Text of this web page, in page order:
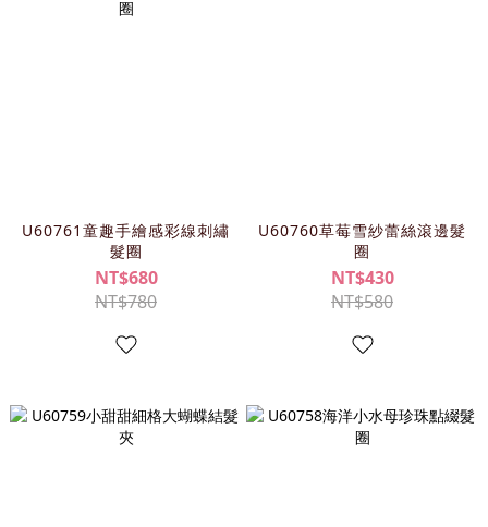
U60761童趣手繪感彩線刺繡
髮圈
NT$680
NT$780
U60760草莓雪紗蕾絲滾邊髮
圈
NT$430
NT$580